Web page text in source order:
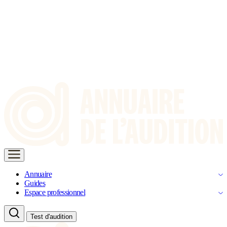
Annuaire
Guides
Espace professionnel
Test d'audition